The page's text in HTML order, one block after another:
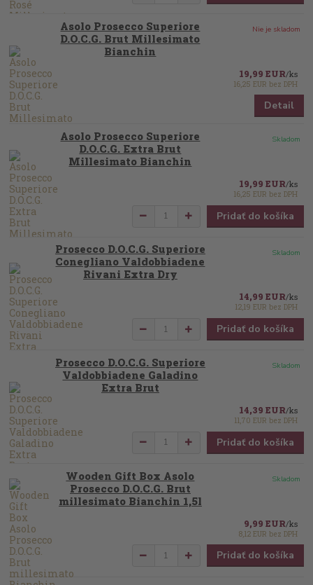
Asolo Prosecco Superiore
D.O.C.G. Brut Millesimato
Bianchin
19,99 EUR/ks
16,25 EURbez DPH
Nie je skladom
Detail
Asolo Prosecco Superiore
D.O.C.G. Extra Brut
Millesimato Bianchin
19,99 EUR/ks
16,25 EURbez DPH
Skladom
Pridať do košíka
Prosecco D.O.C.G. Superiore
Conegliano Valdobbiadene
Rivani Extra Dry
14,99 EUR/ks
12,19 EURbez DPH
Skladom
Pridať do košíka
Prosecco D.O.C.G. Superiore
Valdobbiadene Galadino
Extra Brut
14,39 EUR/ks
11,70 EURbez DPH
Skladom
Pridať do košíka
Wooden Gift Box Asolo
Prosecco D.O.C.G. Brut
millesimato Bianchin 1,5l
9,99 EUR/ks
8,12 EURbez DPH
Skladom
Pridať do košíka